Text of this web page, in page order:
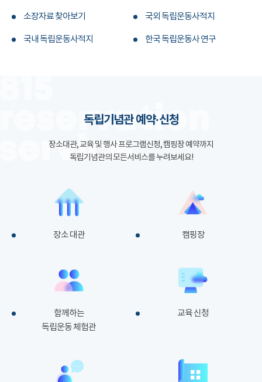
소장자료 찾아보기 국외 독립운동사적지
국내 독립운동사적지 한국 독립운동사 연구
독립기념관 예약·신청
장소대관, 교육 및 행사 프로그램신청, 캠핑장 예약까지
독립기념관의 모든서비스를 누려보세요!
장소 대관 캠핑장
함께하는
독립운동 체험관
교육 신청